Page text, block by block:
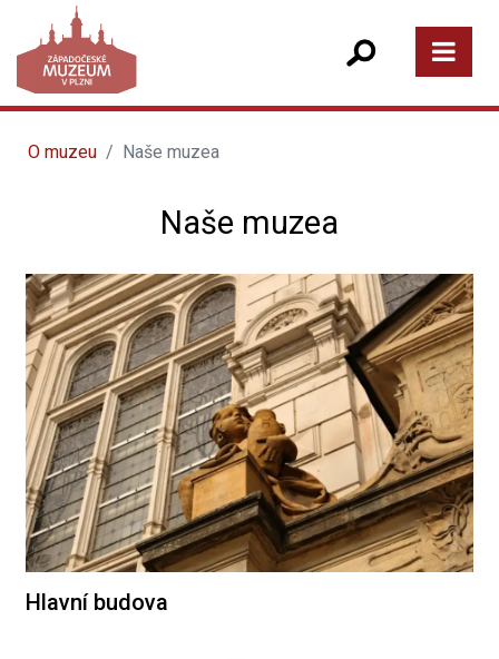
O muzeu Naše muzea
Naše muzea
Hlavní budova